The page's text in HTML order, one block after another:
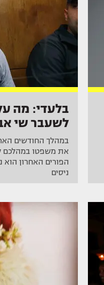
בלעדי: מה
לשעבר שי
במהלך החודשים
את משפטו במהלכם
הפורים האחרון
ניסים